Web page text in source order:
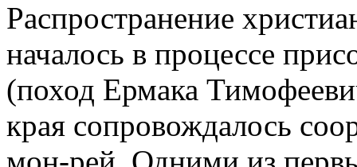
Распространение
началось в процессе
(поход Ермака
края сопровождалось